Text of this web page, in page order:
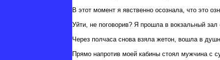
В этот момент я явственно осознала, что это
Уйти, не поговорив? Я прошла в вокзальный
Через полчаса снова взяла жетон, вошла в
Прямо напротив моей кабины стоял мужчина с